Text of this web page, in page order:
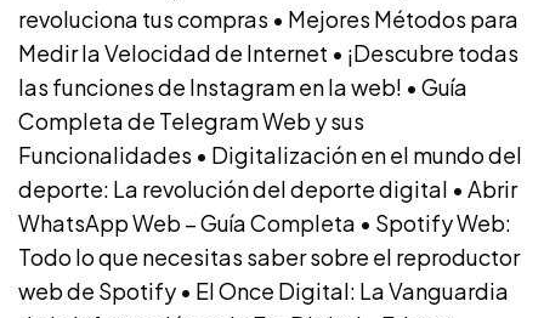
revoluciona tus compras • Mejores Métodos para
Medir la Velocidad de Internet • ¡Descubre todas
las funciones de Instagram en la web! • Guía
Completa de Telegram Web y sus
Funcionalidades • Digitalización en el mundo del
deporte: La revolución del deporte digital • Abrir
WhatsApp Web – Guía Completa • Spotify Web:
Todo lo que necesitas saber sobre el reproductor
web de Spotify • El Once Digital: La Vanguardia